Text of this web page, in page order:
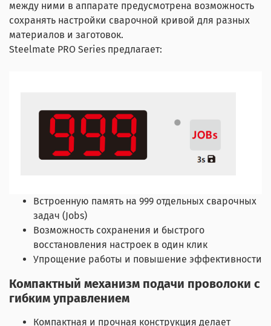
между ними в аппарате предусмотрена возможность
сохранять настройки сварочной кривой для разных
материалов и заготовок.
Steelmate PRO Series предлагает:
Встроенную память на 999 отдельных сварочных
задач (Jobs)
Возможность сохранения и быстрого
восстановления настроек в один клик
Упрощение работы и повышение эффективности
Компактный механизм подачи проволоки с
гибким управлением
Компактная и прочная конструкция делает